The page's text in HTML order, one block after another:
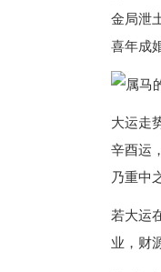
金局泄
喜年成
大运走
辛酉运
乃重中
若大运
业，财